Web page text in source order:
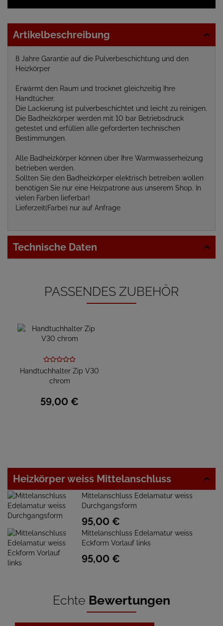
Artikelbeschreibung
8 Jahre Garantie auf die Pulverbeschichtung und den
Heizkörper
Erwärmt den Raum und trocknet gleichzeitig Ihre
Handtücher.
Die Lackierung ist pulverbeschichtet und leicht zu reinigen.
Die Badheizkörper werden mit 10 bar Betriebsdruck
getestet und erfüllen alle geforderten technischen
Bestimmungen.
Alle Badheizkörper können über Ihre Warmwasserheizung
betrieben werden.
Sollten Sie den Badheizkörper elektrisch betreiben wollen
benötigen Sie nur eine Heizpatrone aus unserem Shop. In
vielen Farben lieferbar!
Lieferzeit(Farbe) nur auf Anfrage
Technische Daten
PASSENDES ZUBEHÖR
Handtuchhalter Zip V30
chrom
59,00 €
Heizkörper weiss Mittelanschluss
Mittelanschluss Edelamatur weiss
Durchgangsform
95,00 €
Mittelanschluss Edelamatur weiss
Eckform Vorlauf links
95,00 €
Echte Bewertungen